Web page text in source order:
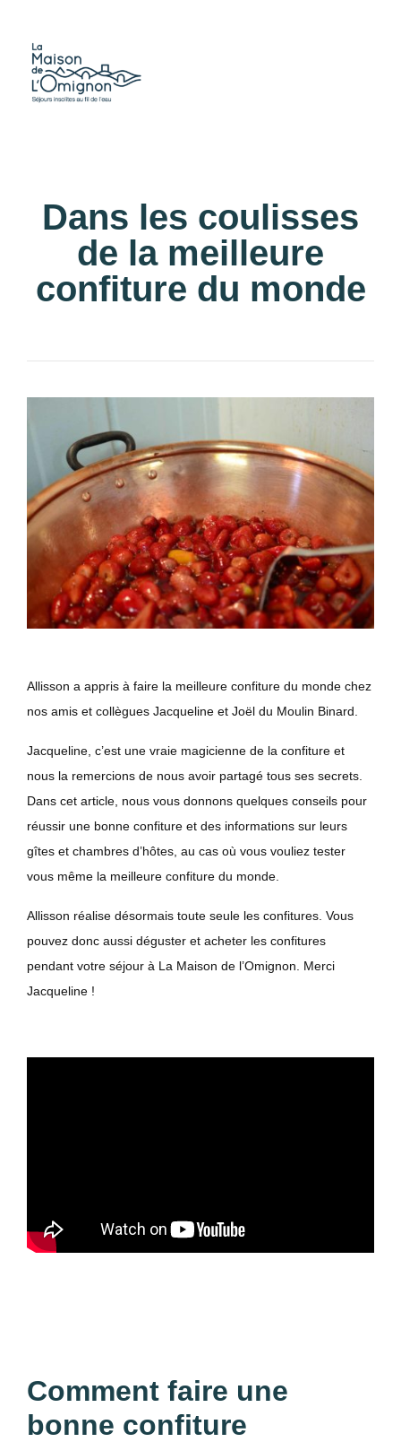
Dans les coulisses
de la meilleure
confiture du monde
Allisson a appris à faire la meilleure confiture du monde chez
nos amis et collègues Jacqueline et Joël du Moulin Binard.
Jacqueline, c’est une vraie magicienne de la confiture et
nous la remercions de nous avoir partagé tous ses secrets.
Dans cet article, nous vous donnons quelques conseils pour
réussir une bonne confiture et des informations sur leurs
gîtes et chambres d’hôtes, au cas où vous vouliez tester
vous même la meilleure confiture du monde.
Allisson réalise désormais toute seule les confitures. Vous
pouvez donc aussi déguster et acheter les confitures
pendant votre séjour à La Maison de l’Omignon. Merci
Jacqueline !
Comment faire une
bonne confiture